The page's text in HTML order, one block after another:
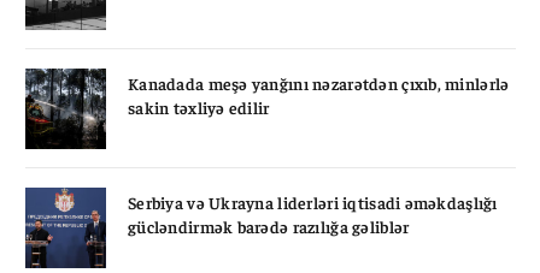
Kanadada meşə yanğını nəzarətdən çıxıb, minlərlə
sakin təxliyə edilir
Serbiya və Ukrayna liderləri iqtisadi əməkdaşlığı
gücləndirmək barədə razılığa gəliblər